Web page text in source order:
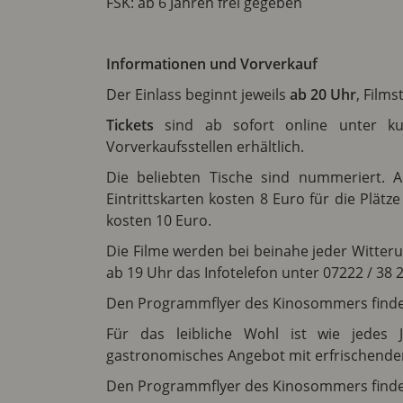
Informationen und Vorverkauf
Der Einlass beginnt jeweils ab 20 Uhr,
Tickets sind ab sofort online unter
Vorverkaufsstellen erhältlich.
Die beliebten Tische sind nummeriert.
Eintrittskarten kosten 8 Euro für die
kosten 10 Euro.
Die Filme werden bei beinahe jeder
ab 19 Uhr das Infotelefon unter 07222 / 38
Den Programmflyer des Kinosommers
Für das leibliche Wohl ist wie jedes
gastronomisches Angebot mit
Den Programmflyer des Kinosommers